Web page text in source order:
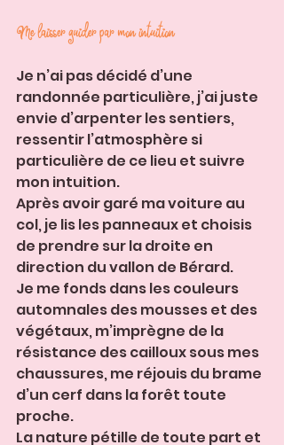
Me laisser guider par mon intuition
Je n’ai pas décidé d’une
randonnée particulière, j’ai juste
envie d’arpenter les sentiers,
ressentir l’atmosphère si
particulière de ce lieu et suivre
mon intuition.
Après avoir garé ma voiture au
col, je lis les panneaux et choisis
de prendre sur la droite en
direction du vallon de Bérard.
Je me fonds dans les couleurs
automnales des mousses et des
végétaux, m’imprègne de la
résistance des cailloux sous mes
chaussures, me réjouis du brame
d’un cerf dans la forêt toute
proche.
La nature pétille de toute part et